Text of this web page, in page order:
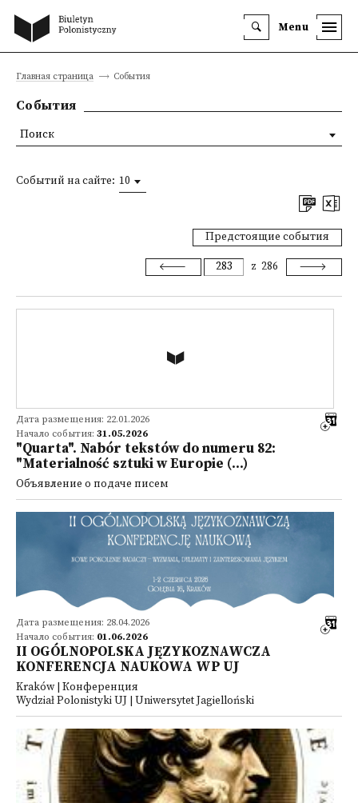
Menu
Главная страница События
События
Событий на сайте: 10
Предстоящие события
z 286
Дата размещения: 22.01.2026
Начало события: 31.05.2026
"Quarta". Nabór tekstów do numeru 82:
"Materialność sztuki w Europie (...)
Объявление о подаче писем
Дата размещения: 28.04.2026
Начало события: 01.06.2026
II OGÓLNOPOLSKA JĘZYKOZNAWCZA
KONFERENCJA NAUKOWA WP UJ
Kraków | Конференция
Wydział Polonistyki UJ | Uniwersytet Jagielloński
Поиск